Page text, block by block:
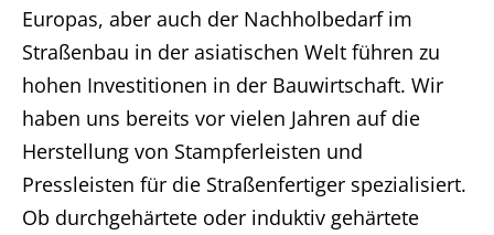
Europas, aber auch der Nachholbedarf im
Straßenbau in der asiatischen Welt führen zu
hohen Investitionen in der Bauwirtschaft. Wir
haben uns bereits vor vielen Jahren auf die
Herstellung von Stampferleisten und
Pressleisten für die Straßenfertiger spezialisiert.
Ob durchgehärtete oder induktiv gehärtete